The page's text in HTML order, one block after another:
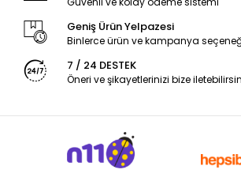
Geniş Ürün Yelpazesi
Binlerce ürün ve kampanya
7 / 24 DESTEK
Öneri ve şikayetlerinizi bize